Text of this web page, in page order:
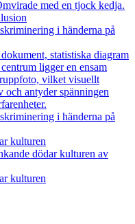
i händerna på
i händerna på
kulturen
kulturen